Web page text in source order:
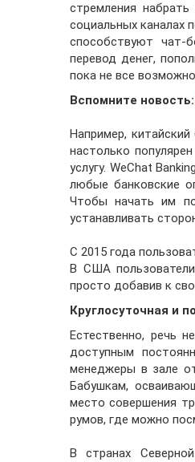
стремления
социальных каналах
способствуют чат-
перевод денег,
пока не все
Вспомните новость:
Например,
настолько
услугу. WeChat
любые банковские
Чтобы начать им
устанавливать
С 2015 года
В США
просто добавив к
Круглосуточная и
Естественно, речь
доступным
менеджеры в зале
Бабушкам,
место совершения
румов, где можно
В странах